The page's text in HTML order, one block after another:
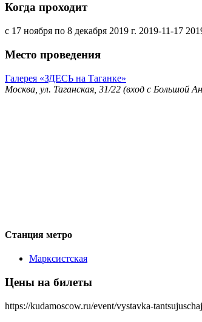
Когда проходит
с 17 ноября по 8 декабря 2019 г. 2019-11-17
Место проведения
Галерея «ЗДЕСЬ на Таганке»
Москва, ул. Таганская, 31/22 (вход с Большой
Станция метро
Марксистская
Цены на билеты
https://kudamoscow.ru/event/vystavka-